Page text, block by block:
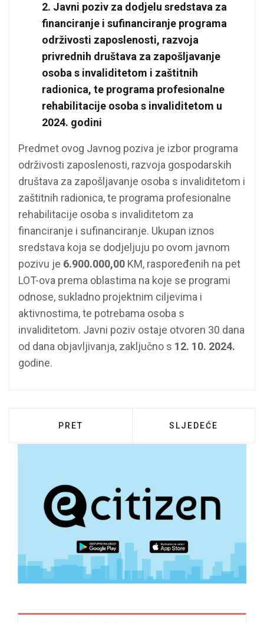
2. Javni poziv za dodjelu sredstava za
financiranje i sufinanciranje programa
održivosti zaposlenosti, razvoja
privrednih društava za zapošljavanje
osoba s invaliditetom i zaštitnih
radionica, te programa profesionalne
rehabilitacije osoba s invaliditetom u
2024. godini
Predmet ovog Javnog poziva je izbor programa
održivosti zaposlenosti, razvoja gospodarskih
društava za zapošljavanje osoba s invaliditetom i
zaštitnih radionica, te programa profesionalne
rehabilitacije osoba s invaliditetom za
financiranje i sufinanciranje. Ukupan iznos
sredstava koja se dodjeljuju po ovom javnom
pozivu je 6.900.000,00 KM, raspoređenih na pet
LOT-ova prema oblastima na koje se programi
odnose, sukladno projektnim ciljevima i
aktivnostima, te potrebama osoba s
invaliditetom. Javni poziv ostaje otvoren 30 dana
od dana objavljivanja, zaključno s 12. 10. 2024.
godine.
PRETHODNI ČLANAK: SREDIŠNJI
PRET SLJEDEĆI ČLANAK:
SLJEDEĆE